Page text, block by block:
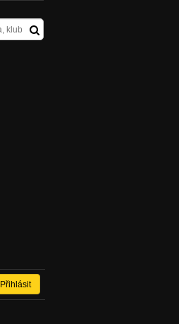
Přihlásit